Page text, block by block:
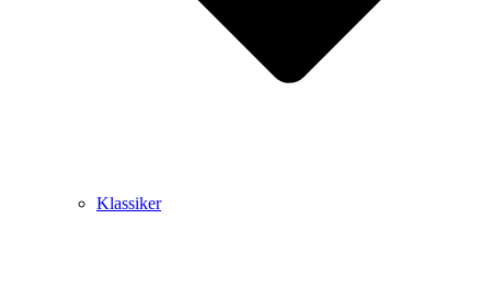
Klassiker